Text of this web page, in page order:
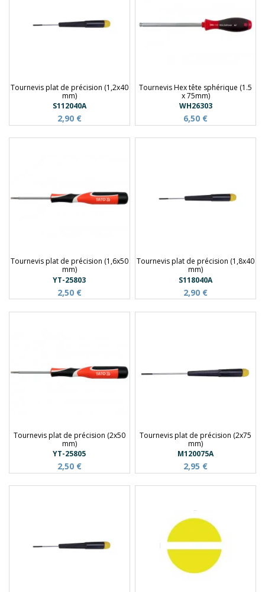
Tournevis plat de précision (1,2x40
mm)
S112040A
2,90 €
Tournevis Hex tête sphérique (1.5
x 75mm)
WH26303
6,50 €
Tournevis plat de précision (1,6x50
mm)
YT-25803
2,50 €
Tournevis plat de précision (1,8x40
mm)
S118040A
2,90 €
Tournevis plat de précision (2x50
mm)
YT-25805
2,50 €
Tournevis plat de précision (2x75
mm)
M120075A
2,95 €